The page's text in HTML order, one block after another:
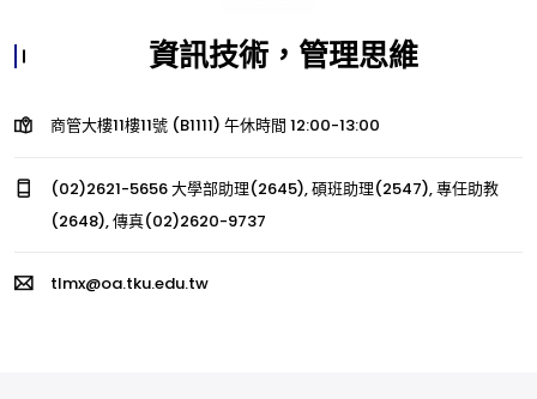
資訊技術，管理思維
商管大樓11樓11號 (B1111) 午休時間 12:00-13:00
(02)2621-5656 大學部助理(2645), 碩班助理(2547), 專任助教
(2648), 傳真(02)2620-9737
tlmx@oa.tku.edu.tw